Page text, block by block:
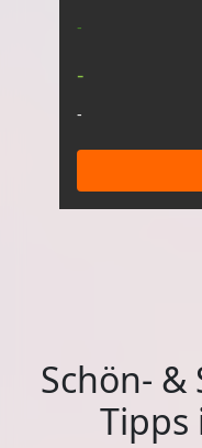
-
-
-
Schön-
Tipps